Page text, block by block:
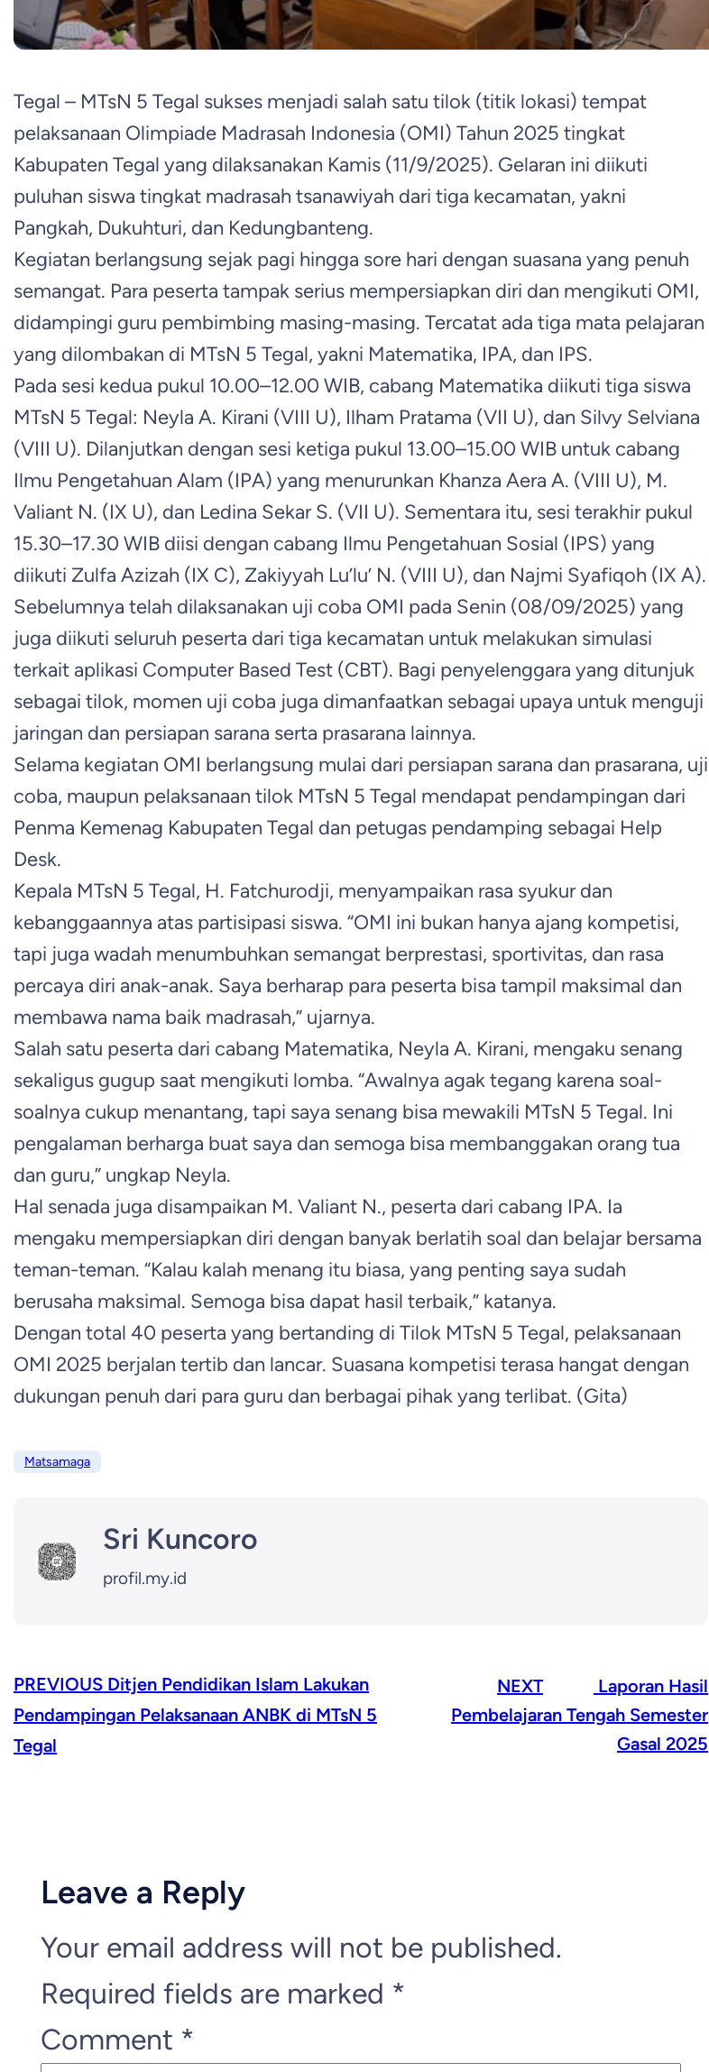
Tegal – MTsN 5 Tegal sukses menjadi salah satu tilok (titik lokasi) tempat
pelaksanaan Olimpiade Madrasah Indonesia (OMI) Tahun 2025 tingkat
Kabupaten Tegal yang dilaksanakan Kamis (11/9/2025). Gelaran ini diikuti
puluhan siswa tingkat madrasah tsanawiyah dari tiga kecamatan, yakni
Pangkah, Dukuhturi, dan Kedungbanteng.
Kegiatan berlangsung sejak pagi hingga sore hari dengan suasana yang penuh
semangat. Para peserta tampak serius mempersiapkan diri dan mengikuti OMI,
didampingi guru pembimbing masing-masing. Tercatat ada tiga mata pelajaran
yang dilombakan di MTsN 5 Tegal, yakni Matematika, IPA, dan IPS.
Pada sesi kedua pukul 10.00–12.00 WIB, cabang Matematika diikuti tiga siswa
MTsN 5 Tegal: Neyla A. Kirani (VIII U), Ilham Pratama (VII U), dan Silvy Selviana
(VIII U). Dilanjutkan dengan sesi ketiga pukul 13.00–15.00 WIB untuk cabang
Ilmu Pengetahuan Alam (IPA) yang menurunkan Khanza Aera A. (VIII U), M.
Valiant N. (IX U), dan Ledina Sekar S. (VII U). Sementara itu, sesi terakhir pukul
15.30–17.30 WIB diisi dengan cabang Ilmu Pengetahuan Sosial (IPS) yang
diikuti Zulfa Azizah (IX C), Zakiyyah Lu’lu’ N. (VIII U), dan Najmi Syafiqoh (IX A).
Sebelumnya telah dilaksanakan uji coba OMI pada Senin (08/09/2025) yang
juga diikuti seluruh peserta dari tiga kecamatan untuk melakukan simulasi
terkait aplikasi Computer Based Test (CBT). Bagi penyelenggara yang ditunjuk
sebagai tilok, momen uji coba juga dimanfaatkan sebagai upaya untuk menguji
jaringan dan persiapan sarana serta prasarana lainnya.
Selama kegiatan OMI berlangsung mulai dari persiapan sarana dan prasarana, uji
coba, maupun pelaksanaan tilok MTsN 5 Tegal mendapat pendampingan dari
Penma Kemenag Kabupaten Tegal dan petugas pendamping sebagai Help
Desk.
Kepala MTsN 5 Tegal, H. Fatchurodji, menyampaikan rasa syukur dan
kebanggaannya atas partisipasi siswa. “OMI ini bukan hanya ajang kompetisi,
tapi juga wadah menumbuhkan semangat berprestasi, sportivitas, dan rasa
percaya diri anak-anak. Saya berharap para peserta bisa tampil maksimal dan
membawa nama baik madrasah,” ujarnya.
Salah satu peserta dari cabang Matematika, Neyla A. Kirani, mengaku senang
sekaligus gugup saat mengikuti lomba. “Awalnya agak tegang karena soal-
soalnya cukup menantang, tapi saya senang bisa mewakili MTsN 5 Tegal. Ini
pengalaman berharga buat saya dan semoga bisa membanggakan orang tua
dan guru,” ungkap Neyla.
Hal senada juga disampaikan M. Valiant N., peserta dari cabang IPA. Ia
mengaku mempersiapkan diri dengan banyak berlatih soal dan belajar bersama
teman-teman. “Kalau kalah menang itu biasa, yang penting saya sudah
berusaha maksimal. Semoga bisa dapat hasil terbaik,” katanya.
Dengan total 40 peserta yang bertanding di Tilok MTsN 5 Tegal, pelaksanaan
OMI 2025 berjalan tertib dan lancar. Suasana kompetisi terasa hangat dengan
dukungan penuh dari para guru dan berbagai pihak yang terlibat. (Gita)
Matsamaga
Sri Kuncoro
profil.my.id
PREVIOUS Ditjen Pendidikan Islam Lakukan
Pendampingan Pelaksanaan ANBK di MTsN 5
Tegal
NEXT
Laporan Hasil
Pembelajaran Tengah Semester
Gasal 2025
Leave a Reply
Your email address will not be published.
Required fields are marked *
Comment *